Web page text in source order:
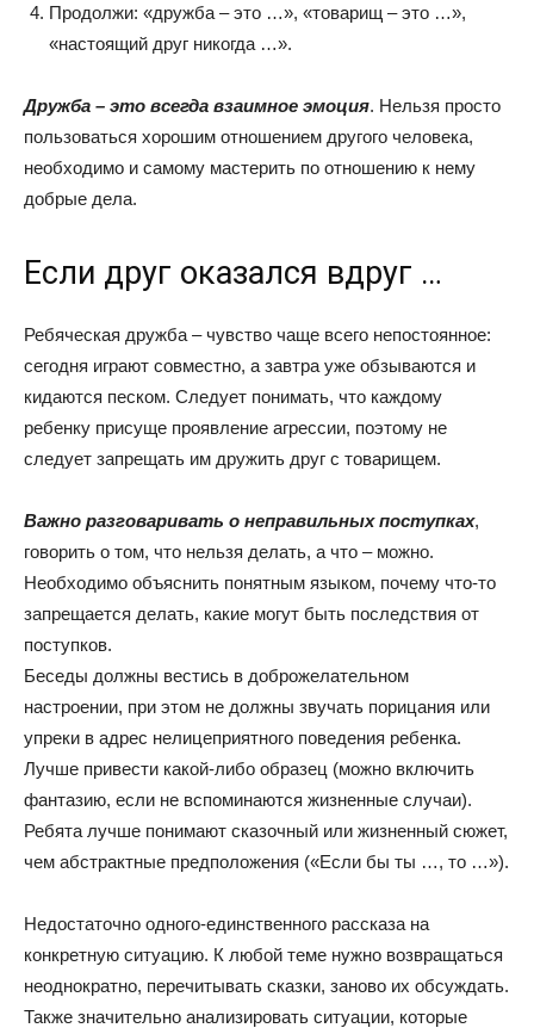
Продолжи: «дружба – это …», «товарищ – это …»,
«настоящий друг никогда …».
Дружба – это всегда взаимное эмоция. Нельзя просто
пользоваться хорошим отношением другого человека,
необходимо и самому мастерить по отношению к нему
добрые дела.
Если друг оказался вдруг …
Ребяческая дружба – чувство чаще всего непостоянное:
сегодня играют совместно, а завтра уже обзываются и
кидаются песком. Следует понимать, что каждому
ребенку присуще проявление агрессии, поэтому не
следует запрещать им дружить друг с товарищем.
Важно разговаривать о неправильных поступках,
говорить о том, что нельзя делать, а что – можно.
Необходимо объяснить понятным языком, почему что-то
запрещается делать, какие могут быть последствия от
поступков.
Беседы должны вестись в доброжелательном
настроении, при этом не должны звучать порицания или
упреки в адрес нелицеприятного поведения ребенка.
Лучше привести какой-либо образец (можно включить
фантазию, если не вспоминаются жизненные случаи).
Ребята лучше понимают сказочный или жизненный сюжет,
чем абстрактные предположения («Если бы ты …, то …»).
Недостаточно одного-единственного рассказа на
конкретную ситуацию. К любой теме нужно возвращаться
неоднократно, перечитывать сказки, заново их обсуждать.
Также значительно анализировать ситуации, которые